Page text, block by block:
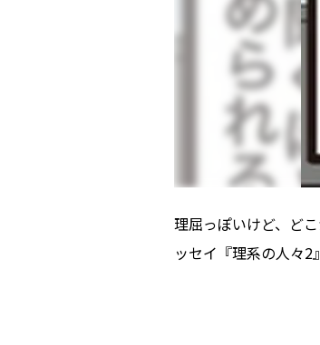
理屈っぽいけど、ど
ッセイ『理系の人々2